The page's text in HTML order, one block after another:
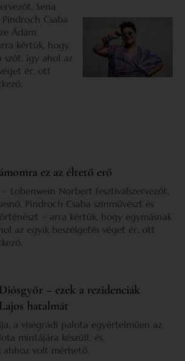
Sena
Csaba
Ádám
kértük, hogy
szót, így ahol az
ér, ott
ez az éltető erő
Lobenwein Norbert fesztiválszervezőt,
Pindroch Csaba színművészt és
– arra kértük, hogy egymásnak
az egyik beszélgetés véget ér, ott
– ezek a rezidenciák
hatalmát
a visegrádi palota egyértelműen az
mintájára készült, és
ahhoz volt mérhető.